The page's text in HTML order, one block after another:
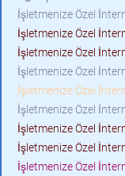
İşletmenize Özel
İşletmenize Özel
İşletmenize Özel
İşletmenize Özel
İşletmenize Özel
İşletmenize Özel
İşletmenize Özel
İşletmenize Özel
İşletmenize Özel